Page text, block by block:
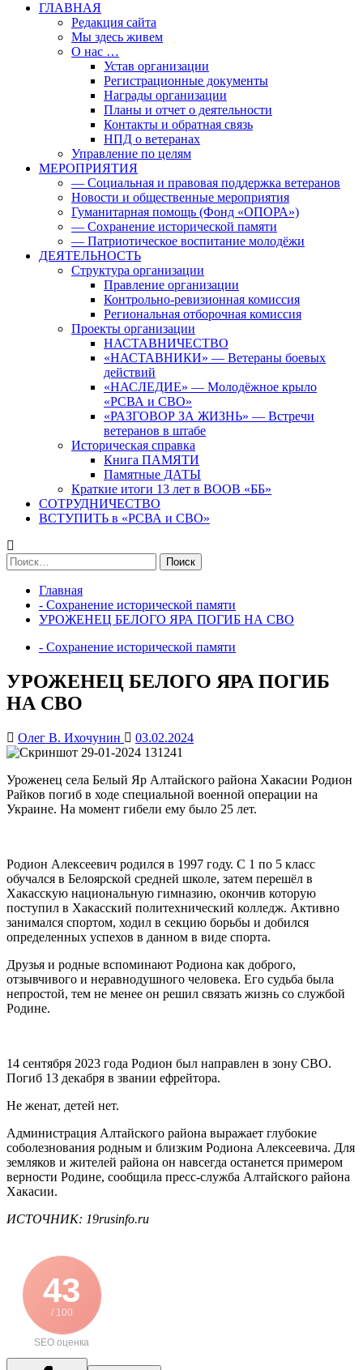
ГЛАВНАЯ
Редакция сайта
Мы здесь живем
О нас …
Устав организации
Регистрационные документы
Награды организации
Планы и отчет о деятельности
Контакты и обратная связь
НПД о ветеранах
Управление по целям
МЕРОПРИЯТИЯ
— Социальная и правовая поддержка ветеранов
Новости и общественные мероприятия
Гуманитарная помощь (Фонд «ОПОРА»)
— Сохранение исторической памяти
— Патриотическое воспитание молодёжи
ДЕЯТЕЛЬНОСТЬ
Структура организации
Правление организации
Контрольно-ревизионная комиссия
Региональная отборочная комиссия
Проекты организации
НАСТАВНИЧЕСТВО
«НАСТАВНИКИ» — Ветераны боевых
действий
«НАСЛЕДИЕ» — Молодёжное крыло
«РСВА и СВО»
«РАЗГОВОР ЗА ЖИЗНЬ» — Встречи
ветеранов в штабе
Историческая справка
Книга ПАМЯТИ
Памятные ДАТЫ
Краткие итоги 13 лет в ВООВ «ББ»
СОТРУДНИЧЕСТВО
ВСТУПИТЬ в «РСВА и СВО»
Найти:
Главная
- Сохранение исторической памяти
УРОЖЕНЕЦ БЕЛОГО ЯРА ПОГИБ НА СВО
- Сохранение исторической памяти
УРОЖЕНЕЦ БЕЛОГО ЯРА ПОГИБ
НА СВО
Олег В. Ихочунин 03.02.2024
Уроженец села Белый Яр Алтайского района Хакасии Родион
Райков погиб в ходе специальной военной операции на
Украине. На момент гибели ему было 25 лет.
Родион Алексеевич родился в 1997 году. С 1 по 5 класс
обучался в Белоярской средней школе, затем перешёл в
Хакасскую национальную гимназию, окончив которую
поступил в Хакасский политехнический колледж. Активно
занимался спортом, ходил в секцию борьбы и добился
определенных успехов в данном в виде спорта.
Друзья и родные вспоминают Родиона как доброго,
отзывчивого и неравнодушного человека. Его судьба была
непростой, тем не менее он решил связать жизнь со службой
Родине.
14 сентября 2023 года Родион был направлен в зону СВО.
Погиб 13 декабря в звании ефрейтора.
Не женат, детей нет.
Администрация Алтайского района выражает глубокие
соболезнования родным и близким Родиона Алексеевича. Для
земляков и жителей района он навсегда останется примером
верности Родине, сообщила пресс-служба Алтайского района
Хакасии.
ИСТОЧНИК: 19rusinfo.ru
43
/ 100
SEO оценка